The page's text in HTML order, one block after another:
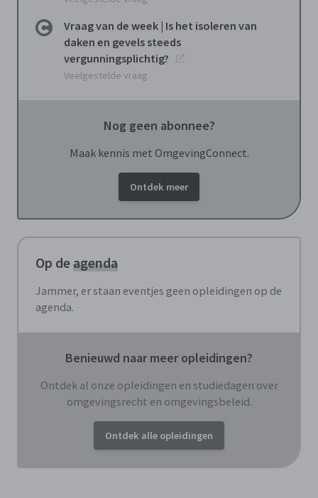
Vraag van de week | Is het isoleren van
daken en gevels steeds
vergunningsplichtig?
Veelgestelde vraag
Nog geen abonnee?
Maak kennis met OmgevingConnect.
Ontdek meer
Op deagenda
Jammer, er staan eventjes geen opleidingen op de
agenda.
Benieuwd naar meer opleidingen?
Ontdek al onze opleidingen en studiedagen over
omgevingsrecht en omgevingsbeleid.
Ontdek alle opleidingen